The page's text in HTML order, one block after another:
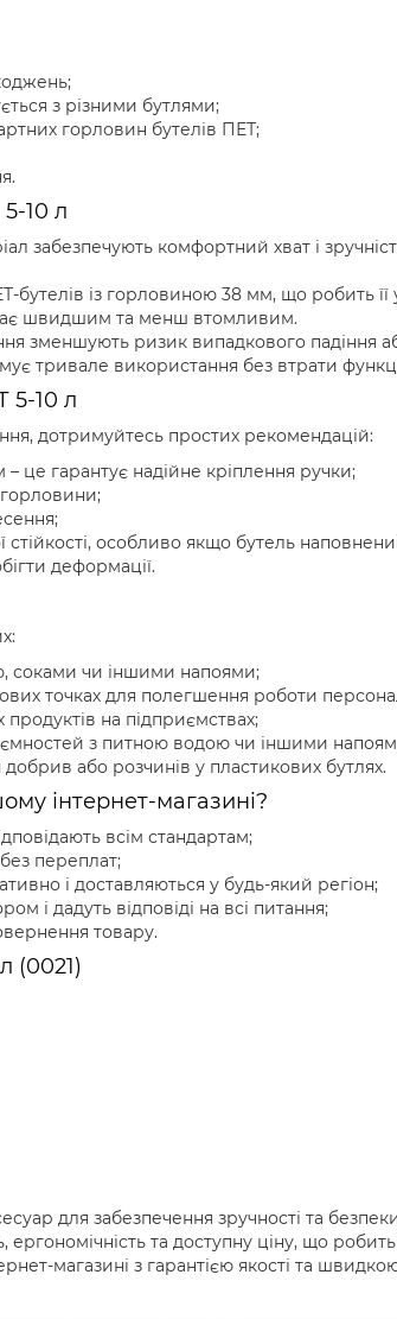
з різними бутлями;
горловин бутелів ПЕТ;
10 л
забезпечують комфортний хват і
бутелів із горловиною 38 мм, що робить
швидшим та менш втомливим.
зменшують ризик випадкового падіння
тривале використання без втрати
5-10 л
дотримуйтесь простих рекомендацій:
це гарантує надійне кріплення ручки;
горловини;
особливо якщо бутель
деформації.
соками чи іншими напоями;
точках для полегшення роботи
на підприємствах;
з питною водою чи іншими
або розчинів у пластикових бутлях.
інтернет-магазині?
всім стандартам;
переплат;
і доставляються у будь-який регіон;
і дадуть відповіді на всі питання;
товару.
(0021)
для забезпечення зручності та
та доступну ціну, що
магазині з гарантією якості та